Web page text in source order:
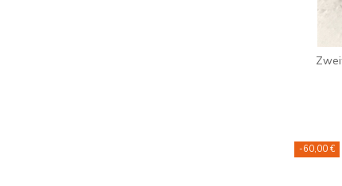
-60,00 €